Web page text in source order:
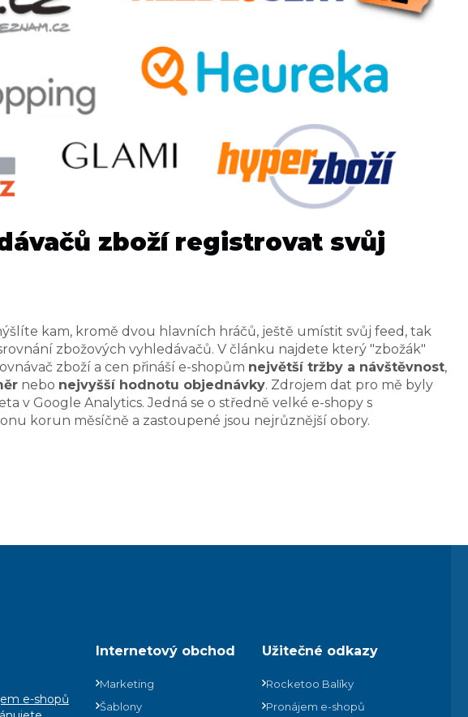
zboží registrovat svůj
kam, kromě dvou hlavních hráčů, ještě umístit svůj feed, tak
zbožových vyhledávačů. V článku najdete který "zbožák"
zboží a cen přináší e-shopům největší tržby a návštěvnost,
nebo nejvyšší hodnotu objednávky. Zdrojem dat pro mě byly
v Google Analytics. Jedná se o středně velké e-shopy s
korun měsíčně a zastoupené jsou nejrůznější obory.
e-shopů
Internetový obchod
Marketing
Šablony
Užitečné odkazy
Rocketoo Balíky
Pronájem e-shopů